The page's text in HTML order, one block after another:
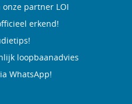
partner LOI
erkend!
loopbaanadvies
WhatsApp!